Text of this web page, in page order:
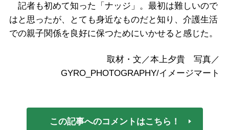
記者も初めて知った「ナッジ」。最初は難しいので
はと思ったが、とても身近なものだと知り、介護生活
での親子関係を良好に保つためにいかせると感じた。
取材・文／本上夕貴 写真／
GYRO_PHOTOGRAPHY/イメージマート
この記事へのコメントはこちら！